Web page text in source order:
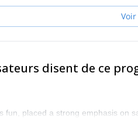
guider dans toute aventure en
disent de ce
fun, placed a strong emphasis on